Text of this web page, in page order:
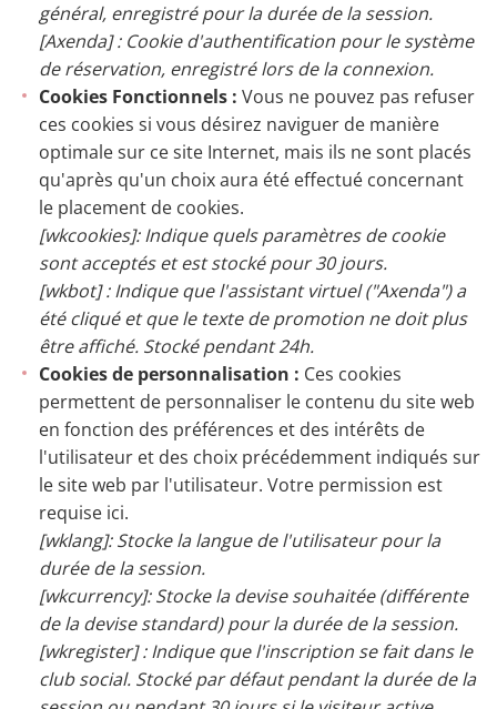
général, enregistré pour la durée de la session.
[Axenda] : Cookie d'authentification pour le système
de réservation, enregistré lors de la connexion.
Cookies Fonctionnels : Vous ne pouvez pas refuser
ces cookies si vous désirez naviguer de manière
optimale sur ce site Internet, mais ils ne sont placés
qu'après qu'un choix aura été effectué concernant
le placement de cookies.
[wkcookies]: Indique quels paramètres de cookie
sont acceptés et est stocké pour 30 jours.
[wkbot] : Indique que l'assistant virtuel ("Axenda") a
été cliqué et que le texte de promotion ne doit plus
être affiché. Stocké pendant 24h.
Cookies de personnalisation : Ces cookies
permettent de personnaliser le contenu du site web
en fonction des préférences et des intérêts de
l'utilisateur et des choix précédemment indiqués sur
le site web par l'utilisateur. Votre permission est
requise ici.
[wklang]: Stocke la langue de l'utilisateur pour la
durée de la session.
[wkcurrency]: Stocke la devise souhaitée (différente
de la devise standard) pour la durée de la session.
[wkregister] : Indique que l'inscription se fait dans le
club social. Stocké par défaut pendant la durée de la